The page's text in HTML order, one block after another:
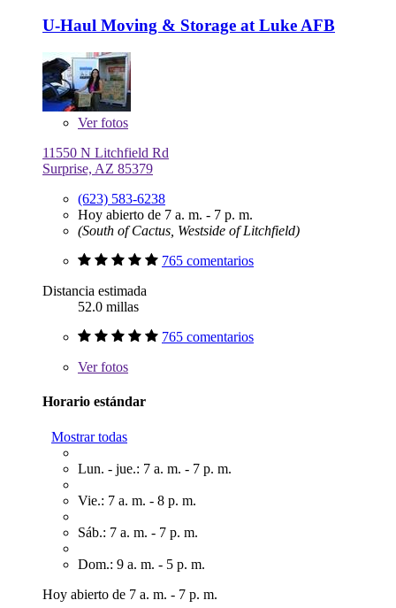
U-Haul Moving & Storage at Luke AFB
Verfotos
11550 N Litchfield Rd
Surprise, AZ 85379
(623) 583-6238
Hoy abierto de 7 a. m. - 7 p. m.
(South of Cactus, Westside of Litchfield)
765 comentarios
Distancia estimada
52.0 millas
765 comentarios
Verfotos
Horario estándar
Mostrar todas
Lun. - jue.: 7 a. m. - 7 p. m.
Vie.: 7 a. m. - 8 p. m.
Sáb.: 7 a. m. - 7 p. m.
Dom.: 9 a. m. - 5 p. m.
Hoy abierto de 7 a. m. - 7 p. m.